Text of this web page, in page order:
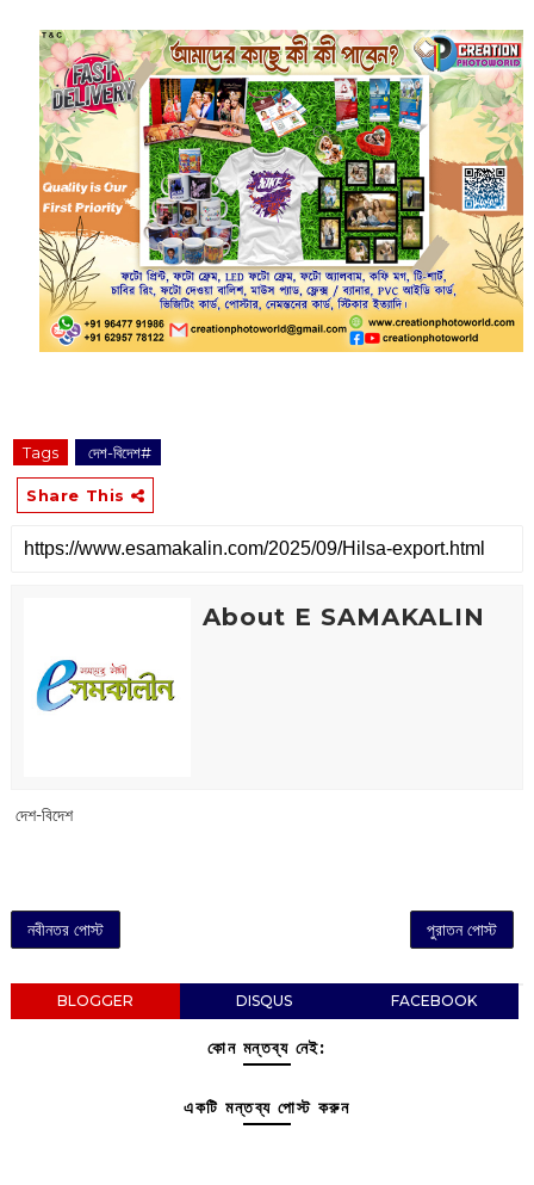
Tags ‌ দেশ-বিদেশ#
Share This
About E SAMAKALIN
‌ দেশ-বিদেশ
নবীনতর পোস্ট পুরাতন পোস্ট
BLOGGER DISQUS FACEBOOK
কোন মন্তব্য নেই:
একটি মন্তব্য পোস্ট করুন